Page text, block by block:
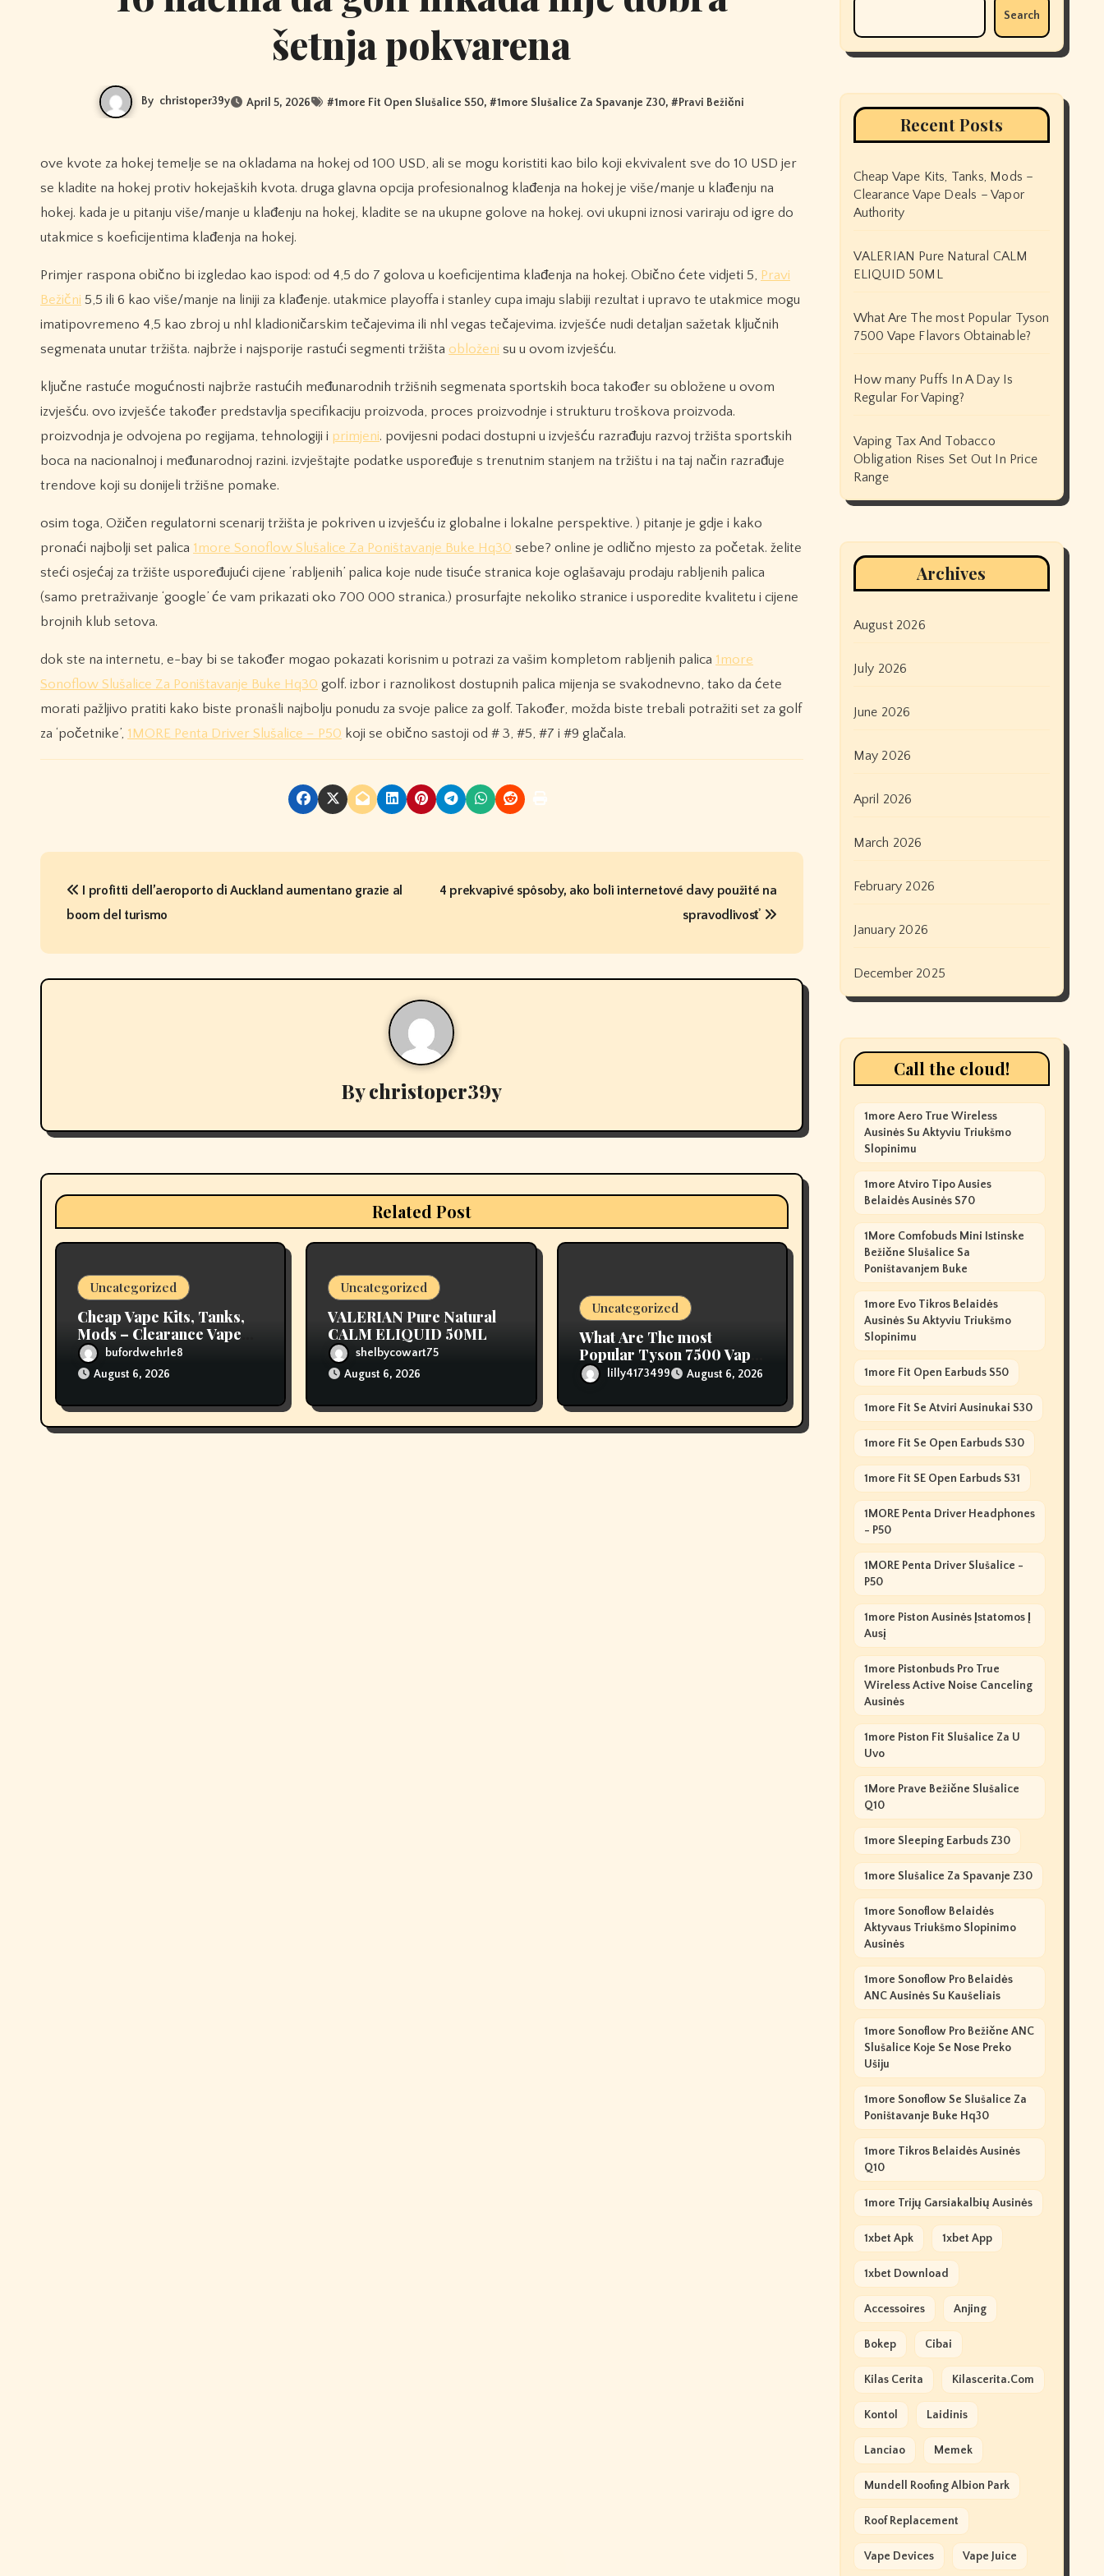
šetnja pokvarena
By christoper39y April 5, 2026 #1more Fit Open Slušalice S50, #1more Slušalice Za Spavanje Z30, #Pravi Bežični
ove kvote za hokej temelje se na okladama na hokej od 100 USD, ali se mogu koristiti kao bilo koji ekvivalent sve do 10 USD jer
se kladite na hokej protiv hokejaških kvota. druga glavna opcija profesionalnog klađenja na hokej je više/manje u klađenju na
hokej. kada je u pitanju više/manje u klađenju na hokej, kladite se na ukupne golove na hokej. ovi ukupni iznosi variraju od igre do
utakmice s koeficijentima klađenja na hokej.
Primjer raspona obično bi izgledao kao ispod: od 4,5 do 7 golova u koeficijentima klađenja na hokej. Obično ćete vidjeti 5, Pravi
Bežični 5,5 ili 6 kao više/manje na liniji za klađenje. utakmice playoffa i stanley cupa imaju slabiji rezultat i upravo te utakmice mogu
imatipovremeno 4,5 kao zbroj u nhl kladioničarskim tečajevima ili nhl vegas tečajevima. izvješće nudi detaljan sažetak ključnih
segmenata unutar tržišta. najbrže i najsporije rastući segmenti tržišta obloženi su u ovom izvješću.
ključne rastuće mogućnosti najbrže rastućih međunarodnih tržišnih segmenata sportskih boca također su obložene u ovom
izvješću. ovo izvješće također predstavlja specifikaciju proizvoda, proces proizvodnje i strukturu troškova proizvoda.
proizvodnja je odvojena po regijama, tehnologiji i primjeni. povijesni podaci dostupni u izvješću razrađuju razvoj tržišta sportskih
boca na nacionalnoj i međunarodnoj razini. izvještajte podatke uspoređuje s trenutnim stanjem na tržištu i na taj način razrađuje
trendove koji su donijeli tržišne pomake.
osim toga, Ožičen regulatorni scenarij tržišta je pokriven u izvješću iz globalne i lokalne perspektive. ) pitanje je gdje i kako
pronaći najbolji set palica 1more Sonoflow Slušalice Za Poništavanje Buke Hq30 sebe? online je odlično mjesto za početak. želite
steći osjećaj za tržište uspoređujući cijene ‘rabljenih’ palica koje nude tisuće stranica koje oglašavaju prodaju rabljenih palica
(samo pretraživanje ‘google’ će vam prikazati oko 700 000 stranica.) prosurfajte nekoliko stranice i usporedite kvalitetu i cijene
brojnih klub setova.
dok ste na internetu, e-bay bi se također mogao pokazati korisnim u potrazi za vašim kompletom rabljenih palica 1more
Sonoflow Slušalice Za Poništavanje Buke Hq30 golf. izbor i raznolikost dostupnih palica mijenja se svakodnevno, tako da ćete
morati pažljivo pratiti kako biste pronašli najbolju ponudu za svoje palice za golf. Također, možda biste trebali potražiti set za golf
za ‘početnike’, 1MORE Penta Driver Slušalice – P50 koji se obično sastoji od # 3, #5, #7 i #9 glačala.
P
t
g
a
I profitti dell’aeroporto di Auckland aumentano grazie al
boom del turismo
4 prekvapivé spôsoby, ako boli internetové davy použité na
spravodlivosť
Bychristoper39y
Related Post
Uncategorized
Cheap Vape Kits, Tanks,
Mods – Clearance Vape
Deals – Vapor Authority
bufordwehrle8
August 6, 2026
Uncategorized
VALERIAN Pure Natural
CALM ELIQUID 50ML
shelbycowart75
August 6, 2026
Uncategorized
What Are The most
Popular Tyson 7500 Vape
Flavors Obtainable?
lilly4173499 August 6, 2026
Search
Recent Posts
Cheap Vape Kits, Tanks, Mods –
Clearance Vape Deals – Vapor
Authority
VALERIAN Pure Natural CALM
ELIQUID 50ML
What Are The most Popular Tyson
7500 Vape Flavors Obtainable?
How many Puffs In A Day Is
Regular For Vaping?
Vaping Tax And Tobacco
Obligation Rises Set Out In Price
Range
Archives
August 2026
July 2026
June 2026
May 2026
April 2026
March 2026
February 2026
January 2026
December 2025
Call the cloud!
1more Aero True Wireless
Ausinės Su Aktyviu Triukšmo
Slopinimu
1more Atviro Tipo Ausies
Belaidės Ausinės S70
1More Comfobuds Mini Istinske
Bežične Slušalice Sa
Poništavanjem Buke
1more Evo Tikros Belaidės
Ausinės Su Aktyviu Triukšmo
Slopinimu
1more Fit Open Earbuds S50
1more Fit Se Atviri Ausinukai S30
1more Fit Se Open Earbuds S30
1more Fit SE Open Earbuds S31
1MORE Penta Driver Headphones
- P50
1MORE Penta Driver Slušalice -
P50
1more Piston Ausinės Įstatomos Į
Ausį
1more Pistonbuds Pro True
Wireless Active Noise Canceling
Ausinės
1more Piston Fit Slušalice Za U
Uvo
1More Prave Bežične Slušalice
Q10
1more Sleeping Earbuds Z30
1more Slušalice Za Spavanje Z30
1more Sonoflow Belaidės
Aktyvaus Triukšmo Slopinimo
Ausinės
1more Sonoflow Pro Belaidės
ANC Ausinės Su Kaušeliais
1more Sonoflow Pro Bežične ANC
Slušalice Koje Se Nose Preko
Ušiju
1more Sonoflow Se Slušalice Za
Poništavanje Buke Hq30
1more Tikros Belaidės Ausinės
Q10
1more Trijų Garsiakalbių Ausinės
1xbet Apk 1xbet App
1xbet Download
Accessoires Anjing
Bokep Cibai
Kilas Cerita Kilascerita.com
Kontol Laidinis
Lanciao Memek
Mundell Roofing Albion Park
Roof Replacement
Vape Devices Vape Juice